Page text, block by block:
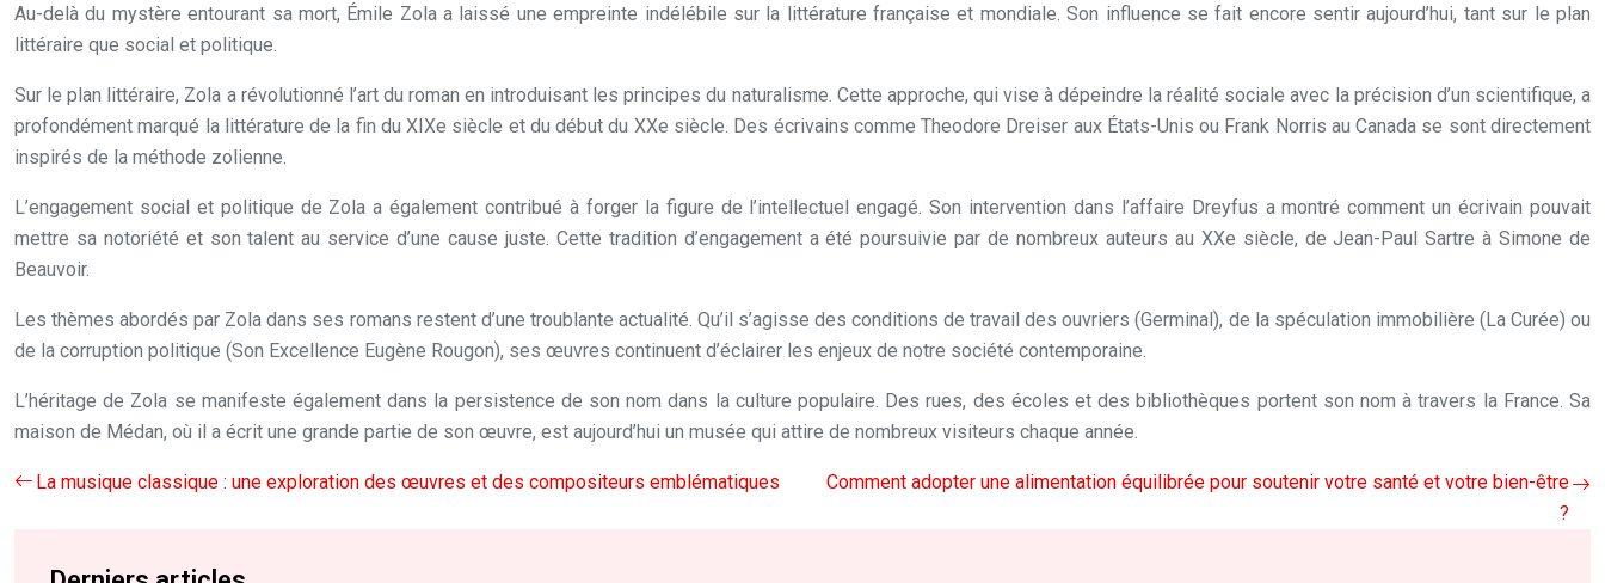
Au-delà du mystère entourant sa mort, Émile Zola a laissé une empreinte indélébile sur la littérature française et mondiale. Son influence se fait encore sentir aujourd’hui, tant sur le plan
littéraire que social et politique.
Sur le plan littéraire, Zola a révolutionné l’art du roman en introduisant les principes du naturalisme. Cette approche, qui vise à dépeindre la réalité sociale avec la précision d’un scientifique, a
profondément marqué la littérature de la fin du XIXe siècle et du début du XXe siècle. Des écrivains comme Theodore Dreiser aux États-Unis ou Frank Norris au Canada se sont directement
inspirés de la méthode zolienne.
L’engagement social et politique de Zola a également contribué à forger la figure de l’intellectuel engagé. Son intervention dans l’affaire Dreyfus a montré comment un écrivain pouvait
mettre sa notoriété et son talent au service d’une cause juste. Cette tradition d’engagement a été poursuivie par de nombreux auteurs au XXe siècle, de Jean-Paul Sartre à Simone de
Beauvoir.
Les thèmes abordés par Zola dans ses romans restent d’une troublante actualité. Qu’il s’agisse des conditions de travail des ouvriers (Germinal), de la spéculation immobilière (La Curée) ou
de la corruption politique (Son Excellence Eugène Rougon), ses œuvres continuent d’éclairer les enjeux de notre société contemporaine.
L’héritage de Zola se manifeste également dans la persistence de son nom dans la culture populaire. Des rues, des écoles et des bibliothèques portent son nom à travers la France. Sa
maison de Médan, où il a écrit une grande partie de son œuvre, est aujourd’hui un musée qui attire de nombreux visiteurs chaque année.
La musique classique : une exploration des œuvres et des compositeurs emblématiques
Comment adopter une alimentation équilibrée pour soutenir votre santé et votre bien-être
?